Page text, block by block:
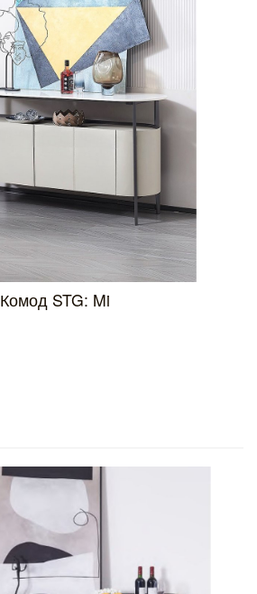
Комод STG: Mi